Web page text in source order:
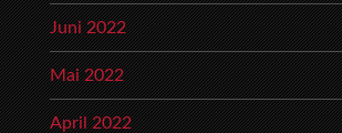
Juni 2022
Mai 2022
April 2022